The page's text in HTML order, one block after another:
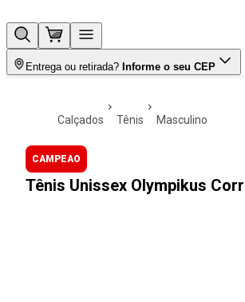
Entrega ou retirada? Informe o seu CEP
calçados tênis masculino
CAMPEAO
Tênis Unissex Olympikus